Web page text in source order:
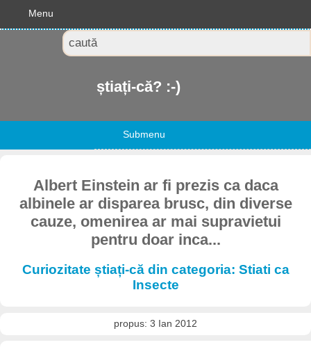
Menu
știați-că? :-)
Submenu
Albert Einstein ar fi prezis ca daca
albinele ar disparea brusc, din diverse
cauze, omenirea ar mai supravietui
pentru doar inca...
Curiozitate știați-că din categoria: Stiati ca
Insecte
propus: 3 Ian 2012